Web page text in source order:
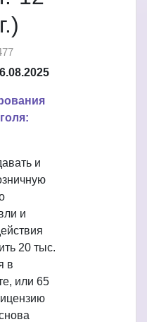
и
и
20 тыс.
в
или 65